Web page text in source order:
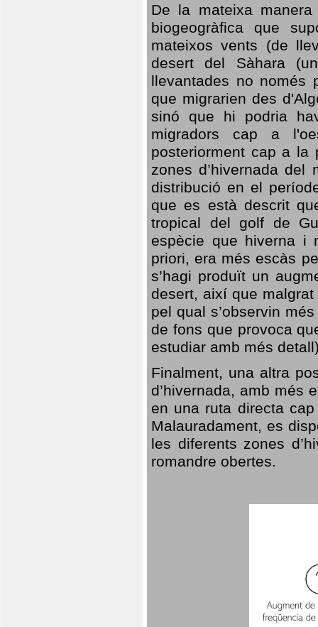
De la mateixa
biogeogràfica que
mateixos vents (de
desert del Sàhara
llevantades no només
que migrarien des
sinó que hi podria
migradors cap a
posteriorment cap a la
zones d’hivernada
distribució en el
que es està descrit
tropical del golf de
espècie que hiverna i
priori, era més escàs
s’hagi produït un
desert, així que
pel qual s’observin
de fons que provoca
estudiar amb més
Finalment, una altra
d’hivernada, amb més
en una ruta directa
Malauradament, es
les diferents zones
romandre obertes.